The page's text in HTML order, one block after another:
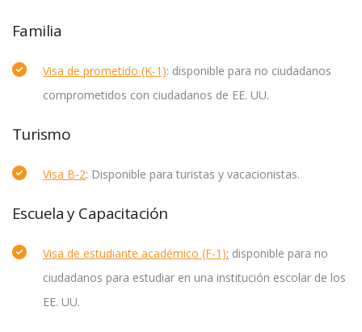
Familia
Visa de prometido (K-1): disponible para no ciudadanos
comprometidos con ciudadanos de EE. UU.
Turismo
Visa B-2: Disponible para turistas y vacacionistas.
Escuela y Capacitación
Visa de estudiante académico (F-1): disponible para no
ciudadanos para estudiar en una institución escolar de los
EE. UU.